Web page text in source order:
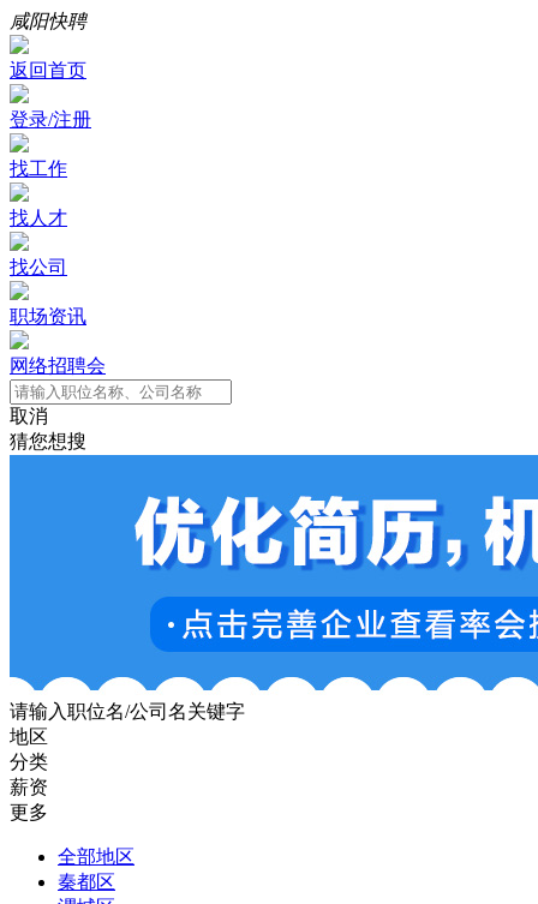
咸阳快聘
返回首页
登录/注册
找工作
找人才
找公司
职场资讯
网络招聘会
取消
猜您想搜
请输入职位名/公司名关键字
地区
分类
薪资
更多
全部地区
秦都区